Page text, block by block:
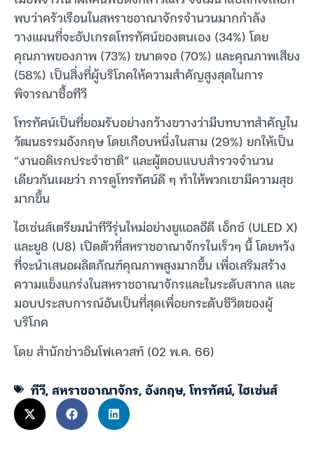
พบว่าครัวเรือนในสหราชอาณาจักรจำนวนมากกำลัง
วางแผนที่จะอัปเกรดโทรทัศน์ของตนเอง (34%) โดย
คุณภาพของภาพ (73%) ขนาดจอ (70%) และคุณภาพเสียง
(58%) เป็นสิ่งที่ผู้บริโภคให้ความสำคัญสูงสุดในการ
พิจารณาซื้อทีวี
โทรทัศน์เป็นที่ยอมรับอย่างกว้างขวางว่ามีบทบาทสำคัญใน
วัฒนธรรมอังกฤษ โดยเกือบหนึ่งในสาม (29%) ยกให้เป็น
“งานอดิเรกประจำชาติ” และผู้ตอบแบบสำรวจจำนวน
เดียวกันเผยว่า การดูโทรทัศน์ดี ๆ ทำให้พวกเขามีความสุข
มากขึ้น
ไฮเซ่นส์เตรียมนำทีวีรุ่นใหม่อย่างยูแอลอีดี เอ็กซ์ (ULED X)
และยู8 (U8) เปิดตัวที่สหราชอาณาจักรในเร็วๆ นี้ โดยหวัง
ที่จะนำเสนอผลิตภัณฑ์คุณภาพสูงมากขึ้น เพื่อเสริมสร้าง
ความแข็งแกร่งในสหราชอาณาจักรและในระดับสากล และ
มอบประสบการณ์อันเป็นที่สุดเพื่อยกระดับชีวิตของผู้
บริโภค
โดย สำนักข่าวอินโฟเควสท์ (02 พ.ค. 66)
ทีวี,สหราชอาณาจักร,อังกฤษ,โทรทัศน์,ไฮเซ่นส์